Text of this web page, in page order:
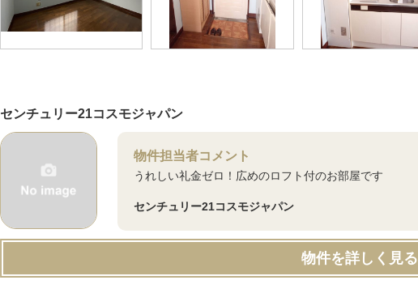
センチュリー21コスモジャパン
物件担当者コメント
うれしい礼金ゼロ！広めのロフト付のお部屋です
センチュリー21コスモジャパン
物件を詳しく見る